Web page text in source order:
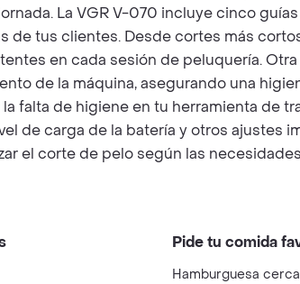
La VGR V-070 incluye cinco
tus clientes. Desde cortes más
en cada sesión de peluquería.
de la máquina, asegurando una
falta de higiene en tu herramienta de
de carga de la batería y otros ajustes
el corte de pelo según las
Pide tu comida
Hamburguesa